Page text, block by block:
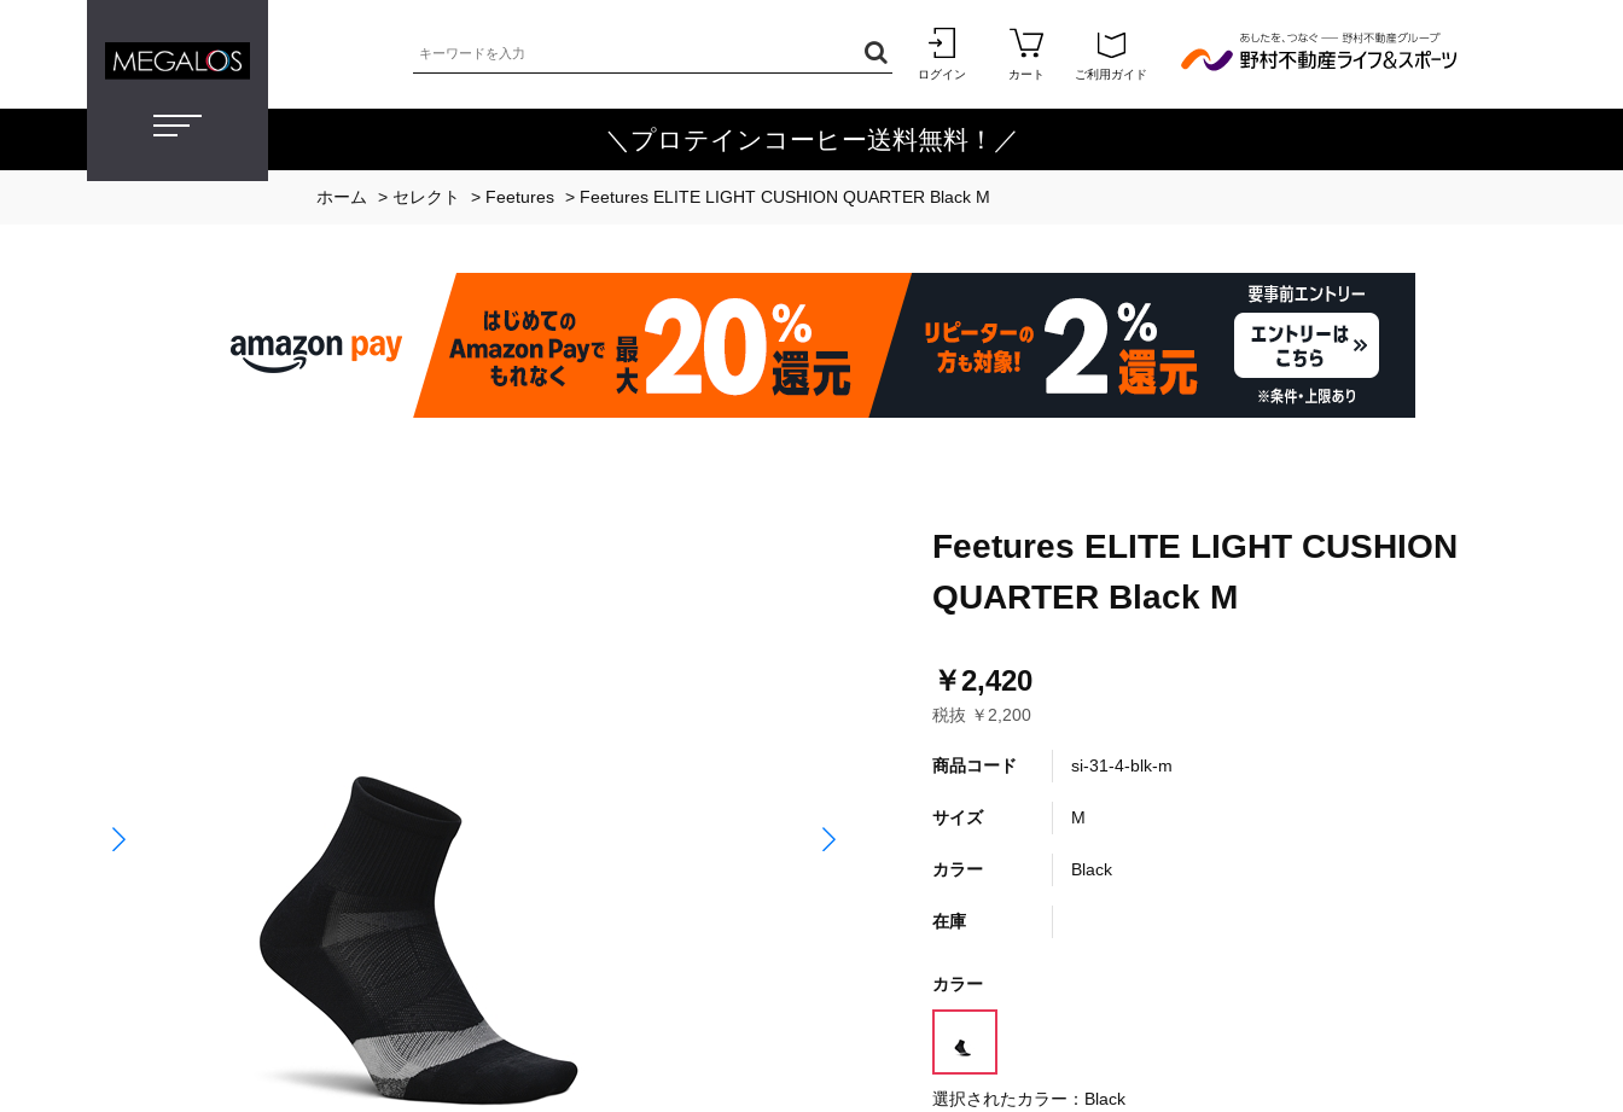
ログイン カート ご利用ガイド
＼プロテインコーヒー送料無料！／
ホーム > セレクト > Feetures > Feetures ELITE LIGHT CUSHION QUARTER Black M
Feetures ELITE LIGHT CUSHION
QUARTER Black M
￥2,420
税抜 ￥2,200
商品コード si-31-4-blk-m
サイズ M
カラー Black
在庫
カラー
選択されたカラー：Black